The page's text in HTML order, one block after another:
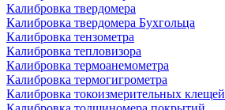
Калибровка твердомера
Калибровка твердомера Бухгольца
Калибровка тензометра
Калибровка тепловизора
Калибровка термоанемометра
Калибровка термогигрометра
Калибровка токоизмерительных клещей